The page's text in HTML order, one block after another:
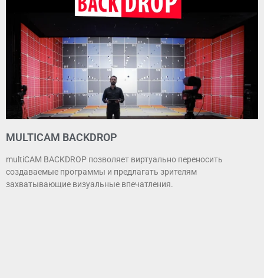
MULTICAM BACKDROP
multiCAM BACKDROP позволяет виртуально переносить
создаваемые программы и предлагать зрителям
захватывающие визуальные впечатления.